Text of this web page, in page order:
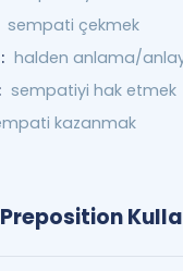
sempati çekmek
halden anlama/
sempatiyi hak etmek
kazanmak